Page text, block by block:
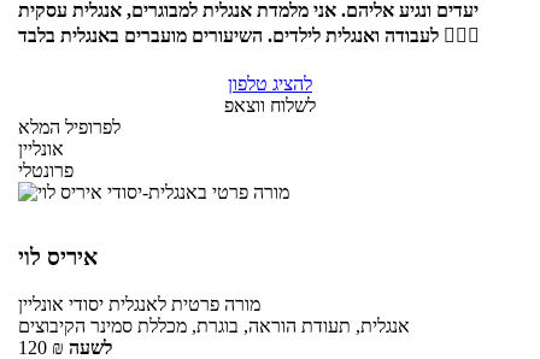
יעדים ונגיע אליהם. אני מלמדת אנגלית למבוגרים, אנגלית עסקית
לעבודה ואנגלית לילדים. השיעורים מועברים באנגלית בלבד 🏄🏼‍♀️
להציג טלפון
לשלוח ווצאפ
לפרופיל המלא
אונליין
פרונטלי
איריס לוי
מורה פרטית לאנגלית יסודי אונליין
אנגלית, תעודת הוראה, בוגרת, מכללת סמינר הקיבוצים
120 ₪ לשעה